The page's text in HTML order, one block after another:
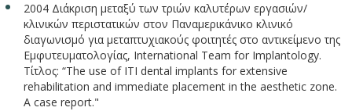
2004 Διάκριση μεταξύ των τριών καλυτέρων εργασιών/
κλινικών περιστατικών στον Παναμερικάνικο κλινικό
διαγωνισμό για μεταπτυχιακούς φοιτητές στο αντικείμενο της
Εμφυτευματολογίας, International Team for Implantology.
Τίτλος: “The use of ITI dental implants for extensive
rehabilitation and immediate placement in the aesthetic zone.
A case report."